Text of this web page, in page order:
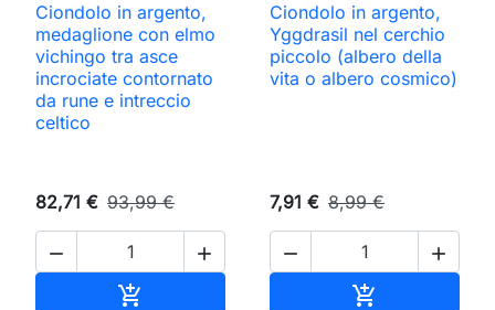
Ciondolo in argento,
medaglione con elmo
vichingo tra asce
incrociate contornato
da rune e intreccio
celtico
82,71 € 93,99 €
 

Ciondolo in argento,
Yggdrasil nel cerchio
piccolo (albero della
vita o albero cosmico)
7,91 € 8,99 €
 
